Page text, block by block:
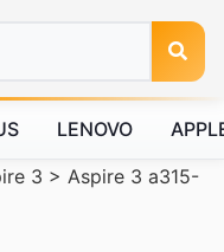
LENOVO
3 > Aspire 3 a315-